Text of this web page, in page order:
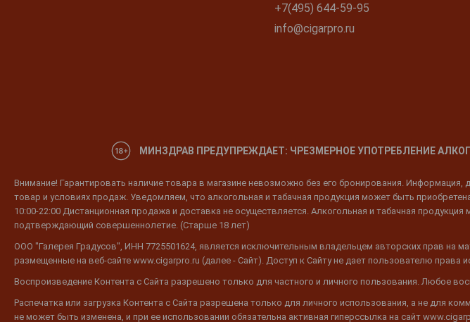
+7(495) 644-59-95
info@cigarpro.ru
МИНЗДРАВ ПРЕДУПРЕЖДАЕТ: ЧРЕЗМЕРНОЕ УПОТРЕБЛЕНИЕ
Внимание! Гарантировать наличие товара в магазине невозможно без его бронирования.
товар и условиях продаж. Уведомляем, что алкогольная и табачная продукция может быть
10:00-22:00 Дистанционная продажа и доставка не осуществляется. Алкогольная и табачная
подтверждающий совершеннолетие. (Старше 18 лет)
ООО "Галерея Градусов", ИНН 7725501624, является исключительным владельцем авторских прав на
размещенные на веб-сайте www.cigarpro.ru (далее - Сайт). Доступ к Сайту не дает пользователю права
Воспроизведение Контента с Сайта разрешено только для частного и личного пользования. Любое
Распечатка или загрузка Контента с Сайта разрешена только для личного использования, а не для
не может быть изменена, и при ее использовании обязательна активная гиперссылка на сайт